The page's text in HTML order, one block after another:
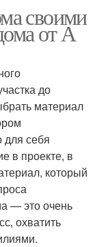
своими
от А
до
материал
для себя
в проекте, в
который
— это очень
охватить